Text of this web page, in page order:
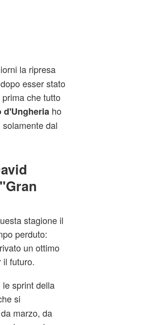
la ripresa
esser stato
che tutto
d'Ungheria ho
dal
stagione il
perduto:
un ottimo
il futuro.
sprint della
si
marzo, da